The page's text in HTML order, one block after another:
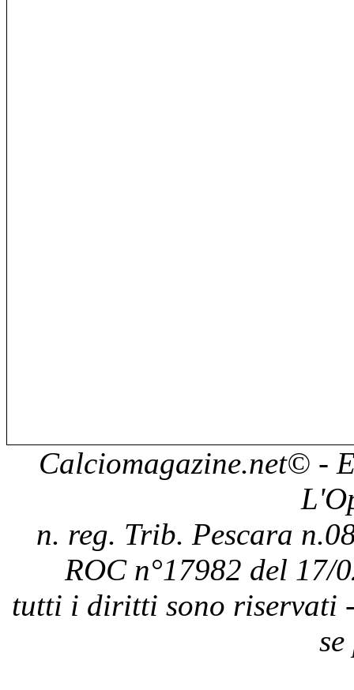
Calciomagazine.net© -
n. reg. Trib. Pescara
ROC n°17982 del 17/
tutti i diritti sono riservati